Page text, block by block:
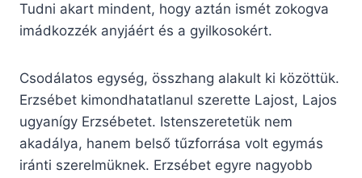
Tudni akart mindent, hogy aztán ismét zokogva
imádkozzék anyjáért és a gyilkosokért.
Csodálatos egység, összhang alakult ki közöttük.
Erzsébet kimondhatatlanul szerette Lajost, Lajos
ugyanígy Erzsébetet. Istenszeretetük nem
akadálya, hanem belső tűzforrása volt egymás
iránti szerelmüknek. Erzsébet egyre nagyobb